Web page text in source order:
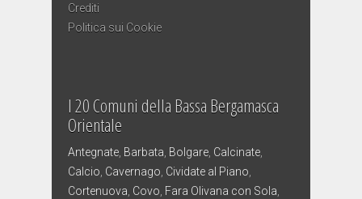
Crediti
Politica sui Cookie
I 20 Comuni della Bassa Bergamasca
Orientale
Antegnate, Barbata, Bolgare, Calcinate,
Calcio, Cavernago, Cividate al Piano,
Cortenuova, Covo, Fara Olivana con Sola,